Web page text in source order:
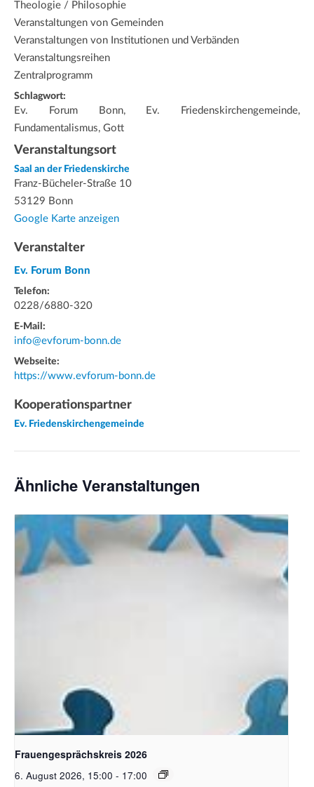
Theologie / Philosophie
Veranstaltungen von Gemeinden
Veranstaltungen von Institutionen und Verbänden
Veranstaltungsreihen
Zentralprogramm
Schlagwort:
Ev. Forum Bonn, Ev. Friedenskirchengemeinde,
Fundamentalismus, Gott
Veranstaltungsort
Saal an der Friedenskirche
Franz-Bücheler-Straße 10
53129 Bonn
Google Karte anzeigen
Veranstalter
Ev. Forum Bonn
Telefon:
0228/6880-320
E-Mail:
info@evforum-bonn.de
Webseite:
https://www.evforum-bonn.de
Kooperationspartner
Ev. Friedenskirchengemeinde
Ähnliche Veranstaltungen
Bildquelle Pixabay
Frauengesprächskreis 2026
6. August 2026, 15:00 - 17:00